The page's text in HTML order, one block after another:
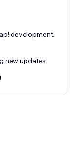
development.
new updates